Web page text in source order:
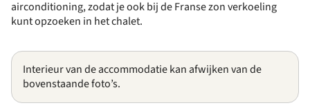
airconditioning, zodat je ook bij de Franse zon verkoeling
kunt opzoeken in het chalet.
Interieur van de accommodatie kan afwijken van de
bovenstaande foto’s.